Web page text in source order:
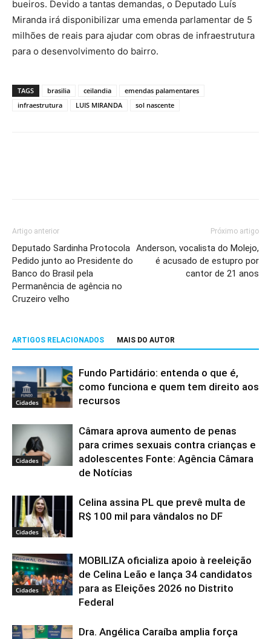
bueiros. Devido a tantas demandas, o Deputado Luís
Miranda irá disponibilizar uma emenda parlamentar de 5
milhões de reais para ajudar com obras de infraestrutura
para o desenvolvimento do bairro.
TAGS brasilia ceilandia
emendas palamentares
infraestrutura
LUIS MIRANDA sol nascente
Artigo anterior
Deputado Sardinha Protocola
Pedido junto ao Presidente do
Banco do Brasil pela
Permanência de agência no
Cruzeiro velho
Próximo artigo
Anderson, vocalista do Molejo,
é acusado de estupro por
cantor de 21 anos
ARTIGOS RELACIONADOS MAIS DO AUTOR
Cidades
Fundo Partidário: entenda o que é,
como funciona e quem tem direito aos
recursos
Cidades
Câmara aprova aumento de penas
para crimes sexuais contra crianças e
adolescentes Fonte: Agência Câmara
de Notícias
Cidades
Celina assina PL que prevê multa de
R$ 100 mil para vândalos no DF
Cidades
MOBILIZA oficializa apoio à reeleição
de Celina Leão e lança 34 candidatos
para as Eleições 2026 no Distrito
Federal
Dra. Angélica Caraíba amplia força